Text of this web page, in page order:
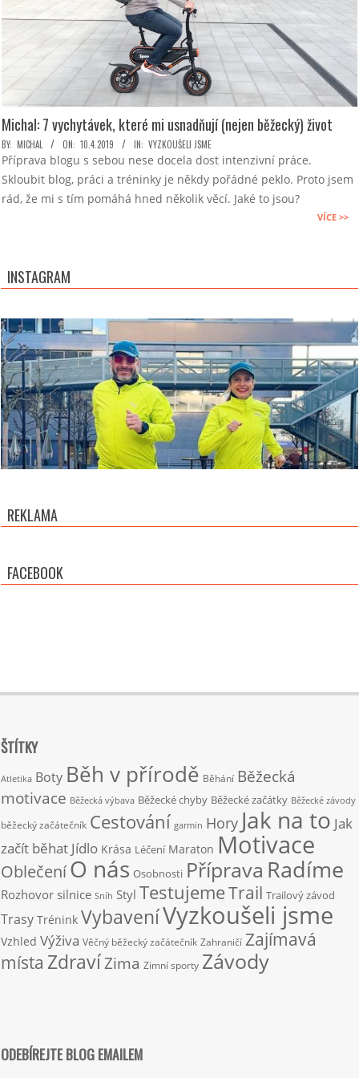
Michal: 7 vychytávek, které mi usnadňují (nejen běžecký) život
2019-
04-
10
BY: MICHAL ON: 10.4.2019 IN: VYZKOUŠELI JSME
Příprava blogu s sebou nese docela dost intenzivní práce.
Skloubit blog, práci a tréninky je někdy pořádné peklo. Proto jsem
rád, že mi s tím pomáhá hned několik věcí. Jaké to jsou?
VÍCE >>
INSTAGRAM
REKLAMA
FACEBOOK
ŠTÍTKY
Atletika Boty Běh v přírodě Běhání Běžecká
motivace Běžecká výbava Běžecké chyby Běžecké začátky Běžecké závody
běžecký začátečník Cestování garmin Hory Jak na to Jak
začít běhat Jídlo Krása Léčení Maraton Motivace
OblečeníO nás Osobnosti Příprava Radíme
Rozhovor silnice Sníh Styl TestujemeTrail Trailový závod
Trasy Trénink VybaveníVyzkoušeli jsme
Vzhled Výživa Věčný běžecký začátečník Zahraničí Zajímavá
místa ZdravíZima Zimní sporty Závody
ODEBÍREJTE BLOG EMAILEM